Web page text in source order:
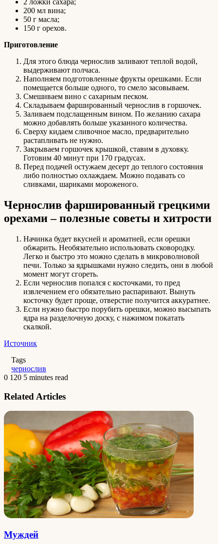
2 ложки сахара;
200 мл вина;
50 г масла;
150 г орехов.
Приготовление
Для этого блюда чернослив заливают теплой водой,
выдерживают полчаса.
Наполняем подготовленные фрукты орешками. Если
помещается больше одного, то смело засовываем.
Смешиваем вино с сахарным песком.
Складываем фаршированный чернослив в горшочек.
Заливаем подслащенным вином. По желанию сахара
можно добавлять больше указанного количества.
Сверху кидаем сливочное масло, предварительно
растапливать не нужно.
Закрываем горшочек крышкой, ставим в духовку.
Готовим 40 минут при 170 градусах.
Перед подачей остужаем десерт до теплого состояния
либо полностью охлаждаем. Можно подавать со
сливками, шариками мороженого.
Чернослив фаршированный грецкими
орехами – полезные советы и хитрости
Начинка будет вкусней и ароматней, если орешки
обжарить. Необязательно использовать сковородку.
Легко и быстро это можно сделать в микроволновой
печи. Только за ядрышками нужно следить, они в любой
момент могут сгореть.
Если чернослив попался с косточками, то пред
извлечением его обязательно распаривают. Вынуть
косточку будет проще, отверстие получится аккуратнее.
Если нужно быстро порубить орешки, можно высыпать
ядра на разделочную доску, с нажимом покатать
скалкой.
Источник
Tags
чернослив
0 120 5 minutes read
Related Articles
Муждей